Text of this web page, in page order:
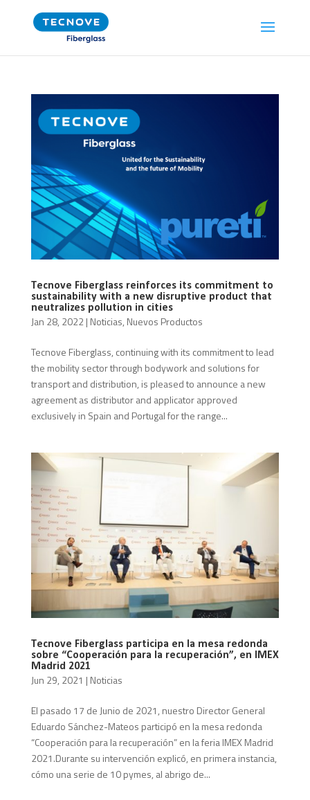
Tecnove Fiberglass reinforces its commitment to
sustainability with a new disruptive product that
neutralizes pollution in cities
Jan 28, 2022| Noticias, Nuevos Productos
Tecnove Fiberglass, continuing with its commitment to lead
the mobility sector through bodywork and solutions for
transport and distribution, is pleased to announce a new
agreement as distributor and applicator approved
exclusively in Spain and Portugal for the range...
Tecnove Fiberglass participa en la mesa redonda
sobre “Cooperación para la recuperación”, en IMEX
Madrid 2021
Jun 29, 2021 | Noticias
El pasado 17 de Junio de 2021, nuestro Director General
Eduardo Sánchez-Mateos participó en la mesa redonda
“Cooperación para la recuperación” en la feria IMEX Madrid
2021.Durante su intervención explicó, en primera instancia,
cómo una serie de 10 pymes, al abrigo de...